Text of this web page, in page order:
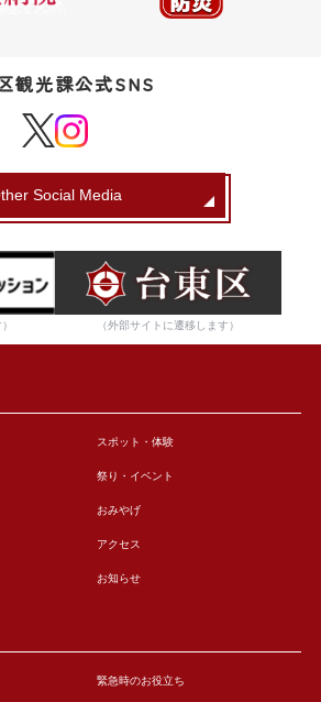
観光課公式SNS
Social Media
（外部サイトに遷移します）
スポット・体験
祭り・イベント
おみやげ
アクセス
お知らせ
緊急時のお役立ち